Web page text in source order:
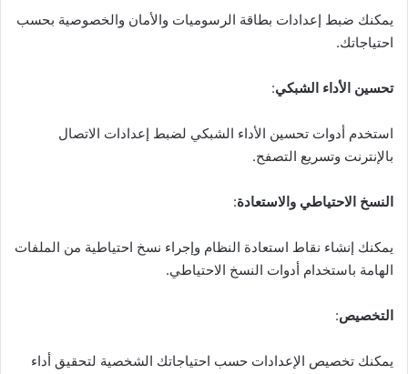
يمكنك ضبط إعدادات بطاقة الرسوميات والأمان والخصوصية بحسب
احتياجاتك.
تحسين الأداء الشبكي:
استخدم أدوات تحسين الأداء الشبكي لضبط إعدادات الاتصال
بالإنترنت وتسريع التصفح.
النسخ الاحتياطي والاستعادة:
يمكنك إنشاء نقاط استعادة النظام وإجراء نسخ احتياطية من الملفات
الهامة باستخدام أدوات النسخ الاحتياطي.
التخصيص:
يمكنك تخصيص الإعدادات حسب احتياجاتك الشخصية لتحقيق أداء